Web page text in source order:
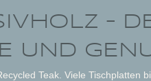
–
UND
Teak. Viele Tischplatten